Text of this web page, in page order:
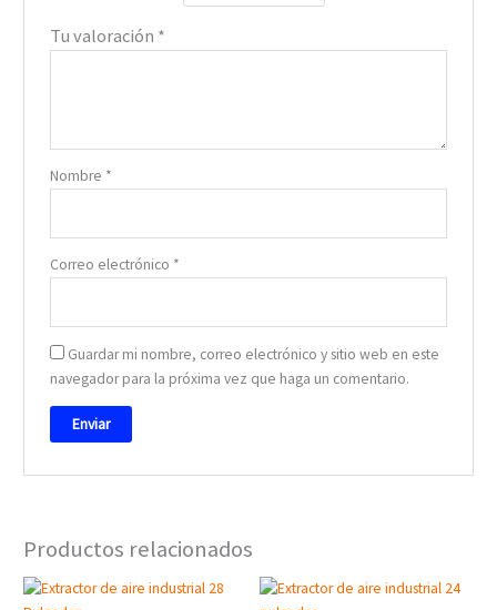
Tu valoración *
Nombre *
Correo electrónico *
Guardar mi nombre, correo electrónico y sitio web en este
navegador para la próxima vez que haga un comentario.
Productos relacionados